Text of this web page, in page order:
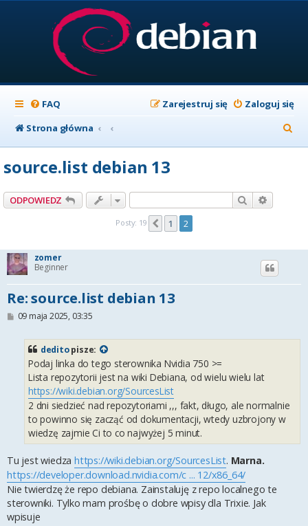
FAQ Zaloguj się
Zarejestruj się
Strona główna
z
source.list debian 13
ODPOWIEDZ Szukaj
Posty: 19 Poprzednia
1 2
zomer
Beginner
Re: source.list debian 13
P09 maja 2025, 03:35
deditopisze:
Podaj linka do tego sterownika Nvidia 750 >=
Lista repozytorii jest na wiki Debiana, od wielu wielu lat
https://wiki.debian.org/SourcesList
2 dni siedzieć nad repozytoriami ,,, fakt, długo, ale normalnie
to powinno się zacząć od dokumentacji, wtedy uzbrojony w
wiedzę zajmie Ci to co najwyżej 5 minut.
Tu jest wiedza https://wiki.debian.org/SourcesList. Marna.
https://developer.download.nvidia.com/c ... 12/x86_64/
Nie twierdzę że repo debiana. Zainstaluję z repo localnego te
sterowniki. Tylko mam prośbę o dobre wpisy dla Trixie. Jak
wpisuje